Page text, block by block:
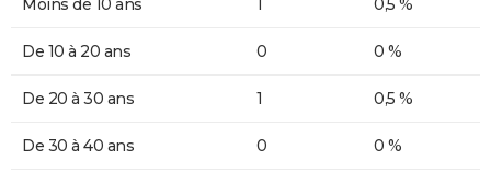
Moins de 10 ans 1 0,5 %
De 10 à 20 ans 0 0 %
De 20 à 30 ans 1 0,5 %
De 30 à 40 ans 0 0 %